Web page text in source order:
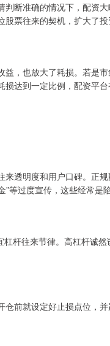
断准确的情况下，配资
票往来的契机，扩大了投
，也放大了耗损。若是
达到一定比例，配资平
透明度和用户口碑。正
等过度宣传，这些经常是
杆往来节律。高杠杆诚
前就设定好止损点位，